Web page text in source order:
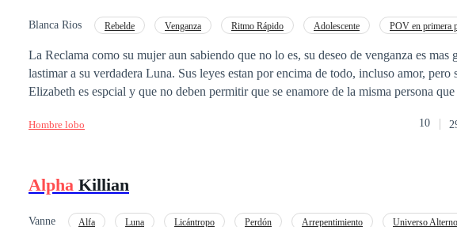
Blanca Rios Rebelde Venganza Ritmo Rápido Adolescente
POV en primera
La Reclama como su mujer aun sabiendo que no lo es, su deseo de venganza es mas
lastimar a su verdadera Luna. Sus leyes estan por encima de todo, incluso amor, pero sus padres saben que
Elizabeth es espcial y que no deben permitir que se enamore de la misma persona
mismo elalpha
Hombre lobo 10
Alpha Killian
Vanne Alfa Luna Licántropo Perdón Arrepentimiento Universo Alterno